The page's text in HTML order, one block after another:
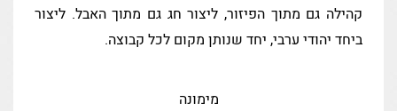
קהילה גם מתוך הפיזור, ליצור חג גם מתוך האבל. ליצור
ביחד יהודי ערבי, יחד שנותן מקום לכל קבוצה.
מימונה